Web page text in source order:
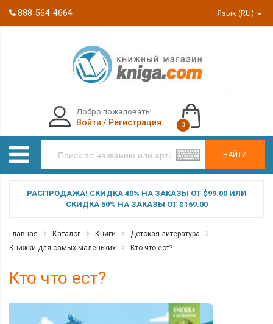
888-564-4664 Язык (RU)
НАЙТИ
Добро пожаловать!
Войти / Регистрация 0
РАСПРОДАЖА! СКИДКА 40% НА ЗАКАЗЫ ОТ $99.00 ИЛИ
СКИДКА 50% НА ЗАКАЗЫ ОТ $169.00
Главная Каталог Книги
Детская литература
Книжки для самых маленьких
Кто что ест?
Кто что ест?